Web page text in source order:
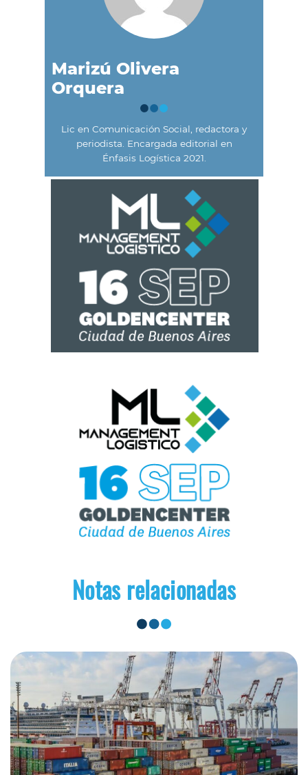
Marizú Olivera
Orquera
Lic en Comunicación Social, redactora y
periodista. Encargada editorial en
Énfasis Logística 2021.
Notas relacionadas